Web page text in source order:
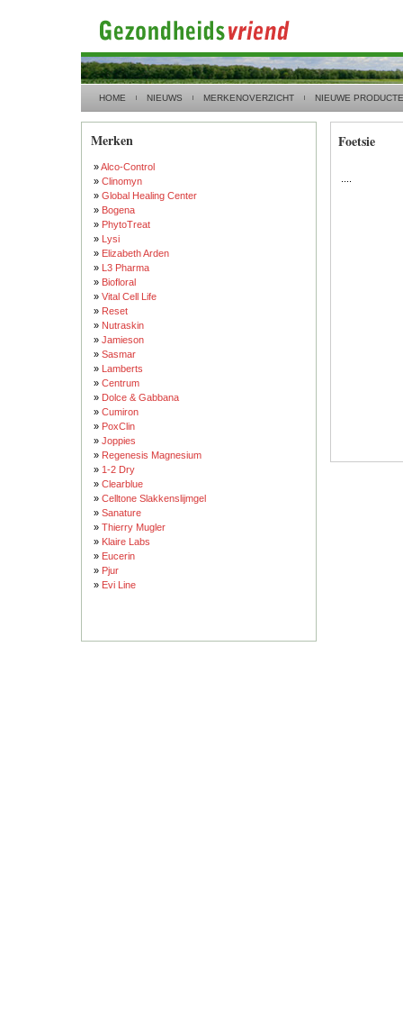
HOME NIEUWS MERKENOVERZICHT NIEUWE
Merken
»Alco-Control
» Clinomyn
» Global Healing Center
» Bogena
» PhytoTreat
» Lysi
» Elizabeth Arden
» L3 Pharma
» Biofloral
» Vital Cell Life
» Reset
» Nutraskin
» Jamieson
» Sasmar
» Lamberts
» Centrum
» Dolce & Gabbana
» Cumiron
» PoxClin
» Joppies
» Regenesis Magnesium
» 1-2 Dry
» Clearblue
» Celltone Slakkenslijmgel
» Sanature
» Thierry Mugler
» Klaire Labs
» Eucerin
» Pjur
» Evi Line
Foetsie